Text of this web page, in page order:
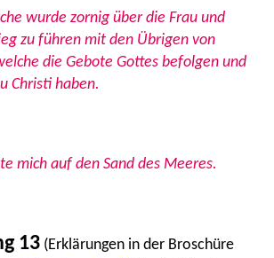
wurde zornig über die Frau und
zu führen mit den Übrigen von
die Gebote Gottes befolgen und
Christi haben.
mich auf den Sand des Meeres.
13 (Erklärungen in der Broschüre